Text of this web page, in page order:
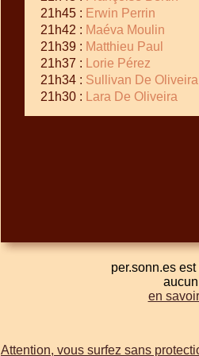
21h45 : Erwin Perrin
21h42 : Maéva Moulin
21h39 : Matthieu Paul
21h37 :
Lorie Pérez
21h34 : Sullivan De Oliveira
21h30 :
Lara De Oliveira
per.sonn.es
en
Attention, vous surfez sans